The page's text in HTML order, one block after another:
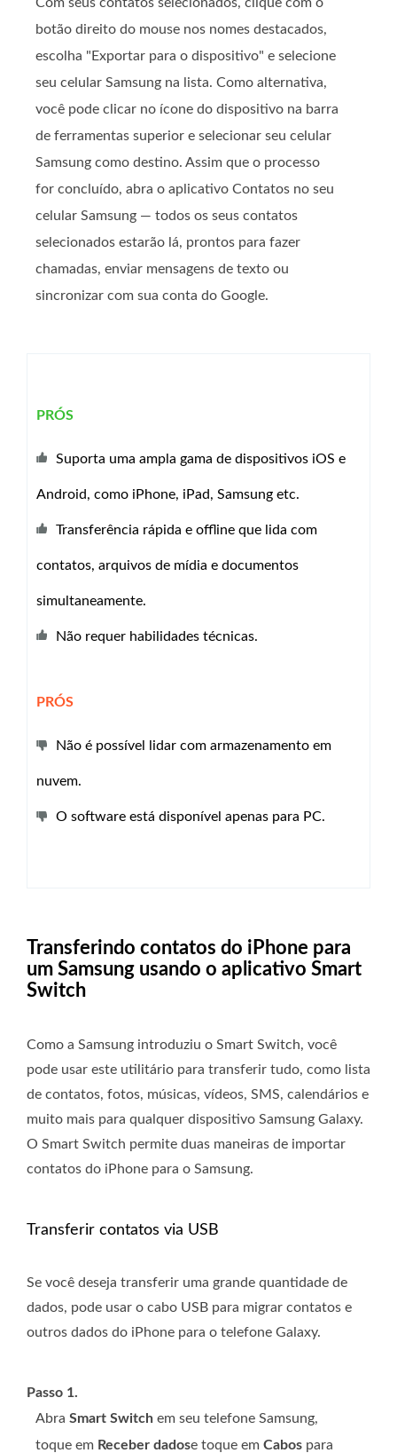
botão direito do mouse nos nomes destacados,
escolha "Exportar para o dispositivo" e selecione
seu celular Samsung na lista. Como alternativa,
você pode clicar no ícone do dispositivo na barra
de ferramentas superior e selecionar seu celular
Samsung como destino. Assim que o processo
for concluído, abra o aplicativo Contatos no seu
celular Samsung — todos os seus contatos
selecionados estarão lá, prontos para fazer
chamadas, enviar mensagens de texto ou
sincronizar com sua conta do Google.
PRÓS
Suporta uma ampla gama de dispositivos iOS e
Android, como iPhone, iPad, Samsung etc.
Transferência rápida e offline que lida com
contatos, arquivos de mídia e documentos
simultaneamente.
Não requer habilidades técnicas.
PRÓS
Não é possível lidar com armazenamento em
nuvem.
O software está disponível apenas para PC.
Transferindo contatos do iPhone para
um Samsung usando o aplicativo Smart
Switch
Como a Samsung introduziu o Smart Switch, você
pode usar este utilitário para transferir tudo, como lista
de contatos, fotos, músicas, vídeos, SMS, calendários e
muito mais para qualquer dispositivo Samsung Galaxy.
O Smart Switch permite duas maneiras de importar
contatos do iPhone para o Samsung.
Transferir contatos via USB
Se você deseja transferir uma grande quantidade de
dados, pode usar o cabo USB para migrar contatos e
outros dados do iPhone para o telefone Galaxy.
Passo 1.
Abra Smart Switch em seu telefone Samsung,
toque em Receber dadose toque em Cabos para